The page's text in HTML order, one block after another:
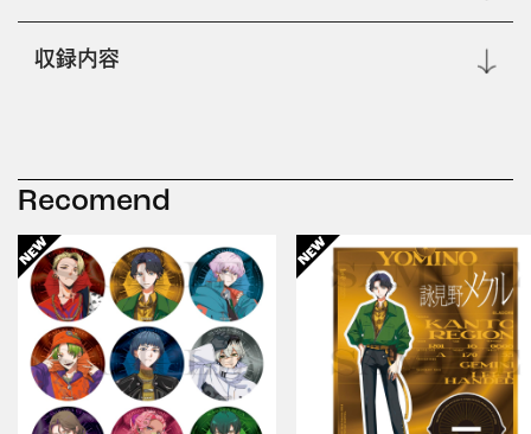
収録内容
Recomend